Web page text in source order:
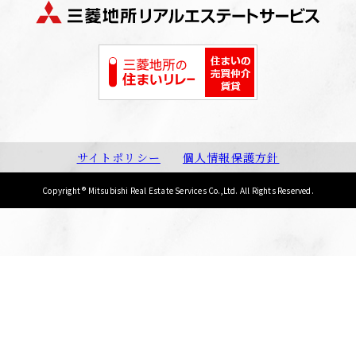
サイトポリシー 個人情報保護方針
Copyright ® Mitsubishi Real Estate Services Co.,Ltd. All Rights Reserved.